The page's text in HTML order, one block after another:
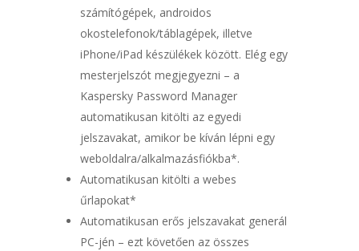
számítógépek, androidos
okostelefonok/táblagépek, illetve
iPhone/iPad készülékek között. Elég egy
mesterjelszót megjegyezni – a
Kaspersky Password Manager
automatikusan kitölti az egyedi
jelszavakat, amikor be kíván lépni egy
weboldalra/alkalmazásfiókba*.
Automatikusan kitölti a webes
űrlapokat*
Automatikusan erős jelszavakat generál
PC-jén – ezt követően az összes